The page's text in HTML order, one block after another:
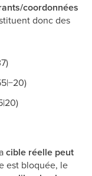
coordonnées
donc des
cible réelle peut
est bloquée, le